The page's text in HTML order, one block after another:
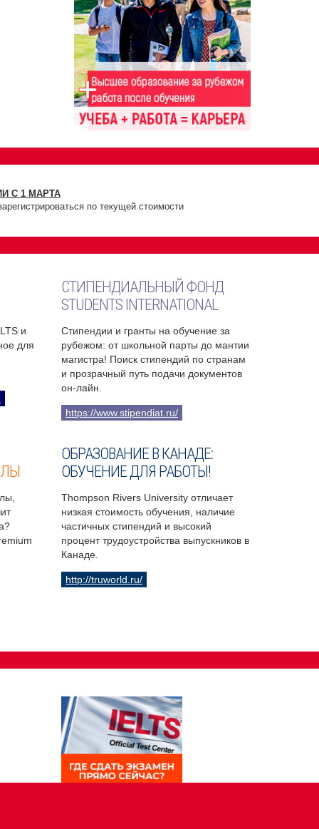
С 1 МАРТА
по текущей стоимости
и
для
СТИПЕНДИАЛЬНЫЙ ФОНД
STUDENTS INTERNATIONAL
Стипендии и гранты на обучение за
рубежом: от школьной парты до мантии
магистра! Поиск стипендий по странам
и прозрачный путь подачи документов
он-лайн.
https://www.stipendiat.ru/
ОБРАЗОВАНИЕ В КАНАДЕ:
ОБУЧЕНИЕ ДЛЯ РАБОТЫ!
Thompson Rivers University отличает
низкая стоимость обучения, наличие
частичных стипендий и высокий
процент трудоустройства выпускников в
Канаде.
http://truworld.ru/